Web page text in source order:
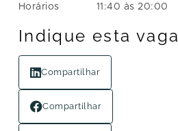
Horários
11:40 às 20:00
Indique esta vaga
Compartilhar
Compartilhar